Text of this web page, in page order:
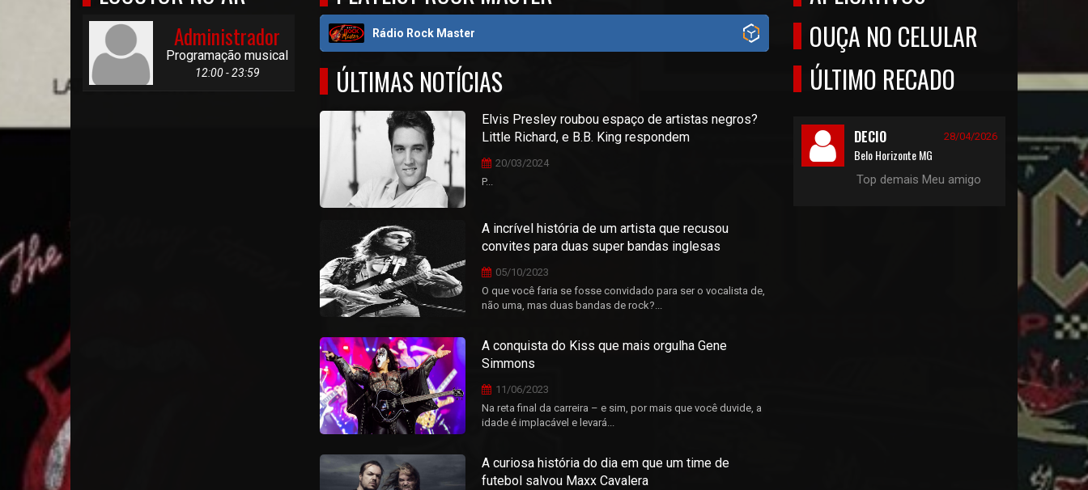
Administrador
Programação musical
12:00 - 23:59
Rádio Rock Master
ÚLTIMAS NOTÍCIAS
Elvis Presley roubou espaço de artistas negros?
Little Richard, e B.B. King respondem
20/03/2024
P...
A incrível história de um artista que recusou
convites para duas super bandas inglesas
05/10/2023
O que você faria se fosse convidado para ser o vocalista de,
não uma, mas duas bandas de rock?...
A conquista do Kiss que mais orgulha Gene
Simmons
11/06/2023
Na reta final da carreira – e sim, por mais que você duvide, a
idade é implacável e levará...
A curiosa história do dia em que um time de
futebol salvou Maxx Cavalera
OUÇA NO CELULAR
ÚLTIMO RECADO
DECIO 28/04/2026
Belo Horizonte MG
Top demais Meu amigo